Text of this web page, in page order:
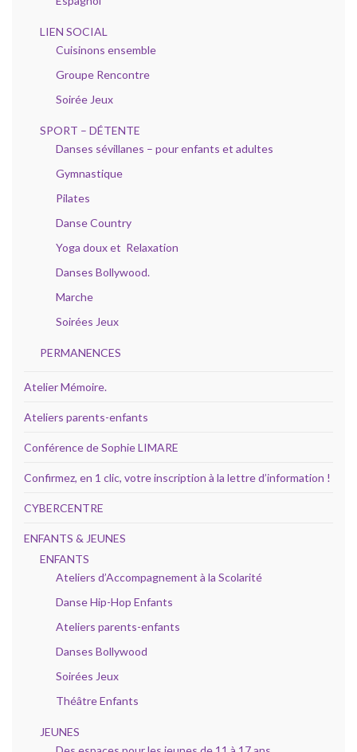
LIEN SOCIAL
Cuisinons ensemble
Groupe Rencontre
Soirée Jeux
SPORT – DÉTENTE
Danses sévillanes – pour enfants et adultes
Gymnastique
Pilates
Danse Country
Yoga doux et Relaxation
Danses Bollywood.
Marche
Soirées Jeux
PERMANENCES
Atelier Mémoire.
Ateliers parents-enfants
Conférence de Sophie LIMARE
Confirmez, en 1 clic, votre inscription à la lettre d’information !
CYBERCENTRE
ENFANTS & JEUNES
ENFANTS
Ateliers d’Accompagnement à la Scolarité
Danse Hip-Hop Enfants
Ateliers parents-enfants
Danses Bollywood
Soirées Jeux
Théâtre Enfants
JEUNES